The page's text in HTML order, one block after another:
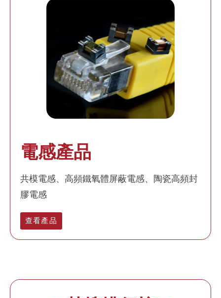
電感產品
共模電感、高頻鐵氧體屏蔽電感、陶瓷高頻封
膠電感
查看產品